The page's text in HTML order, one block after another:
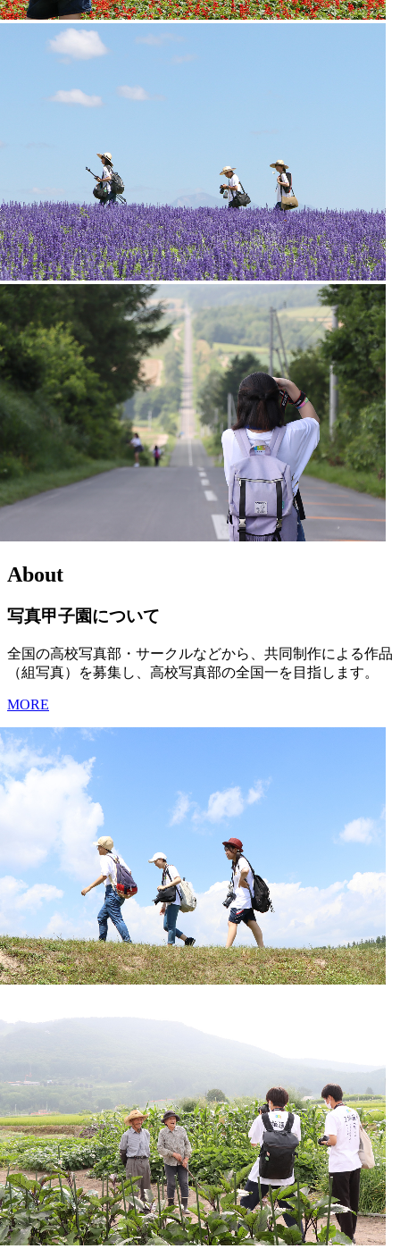
About
写真甲子園について
全国の高校写真部・サークルなどから、共同制作による作品
（組写真）を募集し、高校写真部の全国一を目指します。
MORE